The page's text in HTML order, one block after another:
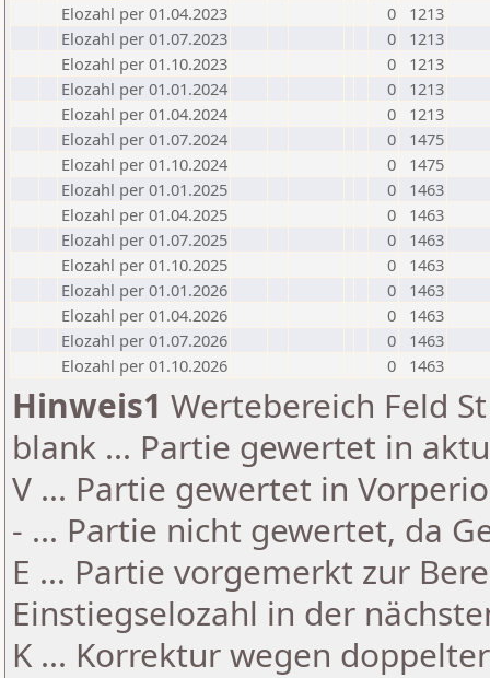
Elozahl per 01.04.2023
0
1213
Elozahl per 01.07.2023
0
1213
Elozahl per 01.10.2023
0
1213
Elozahl per 01.01.2024
0
1213
Elozahl per 01.04.2024
0
1213
Elozahl per 01.07.2024
0
1475
Elozahl per 01.10.2024
0
1475
Elozahl per 01.01.2025
0
1463
Elozahl per 01.04.2025
0
1463
Elozahl per 01.07.2025
0
1463
Elozahl per 01.10.2025
0
1463
Elozahl per 01.01.2026
0
1463
Elozahl per 01.04.2026
0
1463
Elozahl per 01.07.2026
0
1463
Elozahl per 01.10.2026
0 1463
Hinweis1 Wertebereich Feld
blank ... Partie gewertet in
V ... Partie gewertet in
- ... Partie nicht gewertet, da
E ... Partie vorgemerkt zur
Einstiegselozahl in der
K ... Korrektur wegen